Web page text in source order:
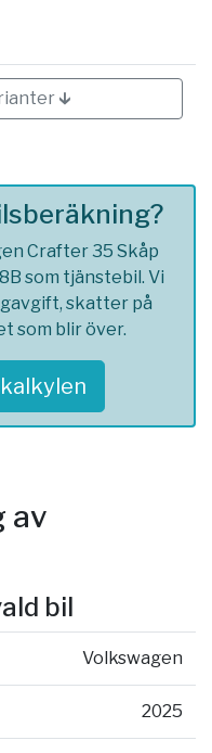
🡳
Crafter 35 Skåp
som tjänstebil. Vi
skatter på
som blir över.
av
bil
Volkswagen
2025